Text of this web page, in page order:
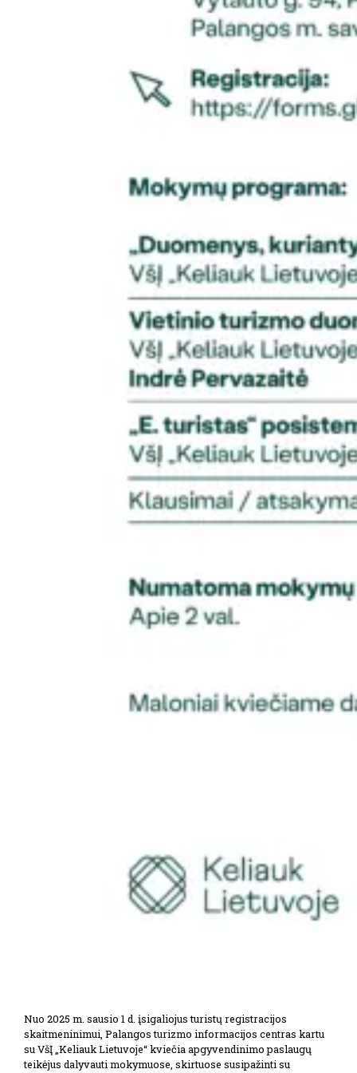
Nuo 2025 m. sausio 1 d. įsigaliojus turistų registracijos
skaitmeninimui, Palangos turizmo informacijos centras kartu
su VšĮ „Keliauk Lietuvoje“ kviečia apgyvendinimo paslaugų
teikėjus dalyvauti mokymuose, skirtuose susipažinti su